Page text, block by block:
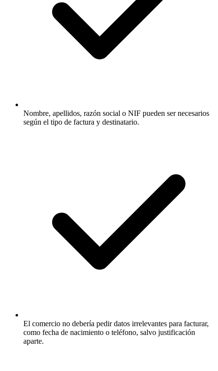
Nombre, apellidos, razón social o NIF pueden ser necesarios
según el tipo de factura y destinatario.
El comercio no debería pedir datos irrelevantes para facturar,
como fecha de nacimiento o teléfono, salvo justificación
aparte.